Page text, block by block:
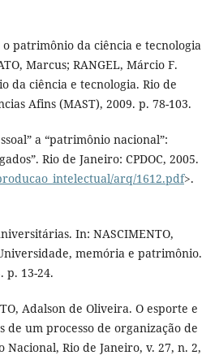
o patrimônio da ciência e tecnologia
Marcus; RANGEL, Márcio F.
da ciência e tecnologia. Rio de
Afins (MAST), 2009. p. 78-103.
a “patrimônio nacional”:
Rio de Janeiro: CPDOC, 2005.
arq/1612.pdf>.
In: NASCIMENTO,
memória e patrimônio.
p. 13-24.
Adalson de Oliveira. O esporte e
de um processo de organização de
Rio de Janeiro, v. 27, n. 2,